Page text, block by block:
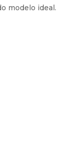
modelo ideal.